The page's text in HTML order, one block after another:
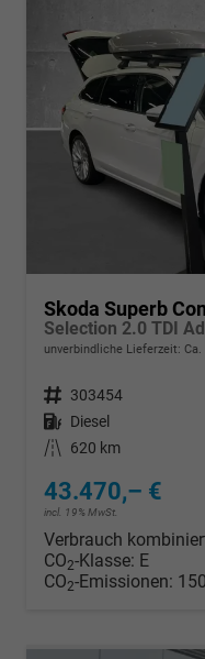
Skoda Superb
unverbindliche Lieferzeit: Ca.
Fahrzeugnr. 303454
Kraftstoff Diesel
Kilometerstand
620 km
43.470,– €
incl. 19% MwSt.
Verbrauch
CO2-Klasse: E
CO2-Emissionen: